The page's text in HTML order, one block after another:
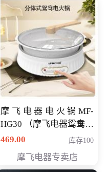
摩飞电器电火锅MF-
HG30 （摩飞电器鸳鸯锅
MF-HG30 ） 会员专享价
469.00 库存100
摩飞电器专卖店